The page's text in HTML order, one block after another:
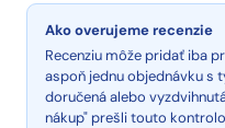
Ako overujeme recenzie
Recenziu môže pridať iba
aspoň jednu objednávku
doručená alebo
nákup" prešli touto